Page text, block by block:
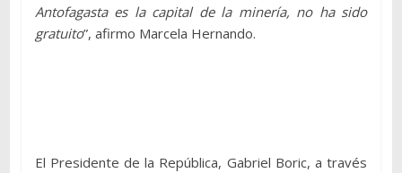
Antofagasta es la capital de la minería, no ha sido
gratuito”, afirmo Marcela Hernando.
El Presidente de la República, Gabriel Boric, a través